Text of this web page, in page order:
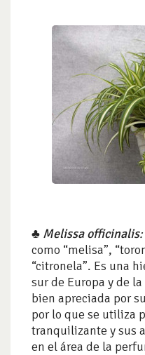
♣ Melissa officinalis:
como “melisa”,
“citronela”. Es una
sur de Europa y de
bien apreciada por
por lo que se utiliza
tranquilizante y sus
en el área de la